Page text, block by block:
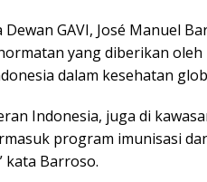
GAVI, José Manuel
yang diberikan
dalam kesehatan
Indonesia, juga di
program imunisasi
kata Barroso.